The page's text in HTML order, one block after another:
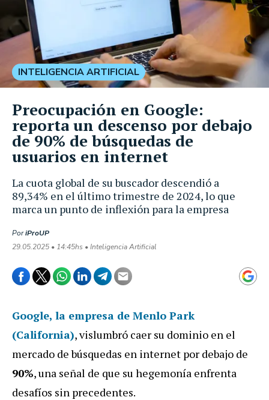
La cuota global de su buscador descendió a
89,34% en el último trimestre de 2024, lo que
marca un punto de inflexión para la empresa
PoriProUP
29.05.2025 • 14:45hs • Inteligencia Artificial
INTELIGENCIA ARTIFICIAL
Preocupación en Google:
reporta un descenso por debajo
de 90% de búsquedas de
usuarios en internet
Google, la empresa de Menlo Park
(California), vislumbró caer su dominio en el
mercado de búsquedas en internet por debajo de
90%, una señal de que su hegemonía enfrenta
desafíos sin precedentes.